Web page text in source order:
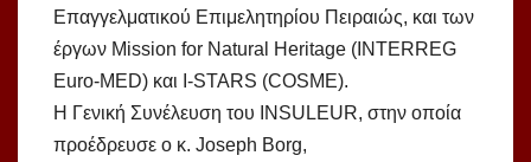
Επαγγελματικού Επιμελητηρίου Πειραιώς, και των
έργων Mission for Natural Heritage (INTERREG
Euro-MED) και I-STARS (COSME).
H Γενική Συνέλευση του INSULEUR, στην οποία
προέδρευσε ο κ. Joseph Borg,